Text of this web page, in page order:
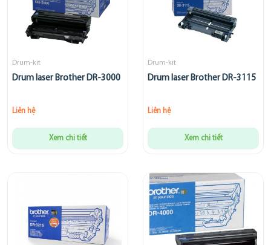
Drum-kit
Drum laser Brother DR-3000
Liên hệ
Xem chi tiết
Drum-kit
Drum laser Brother DR-3115
Liên hệ
Xem chi tiết